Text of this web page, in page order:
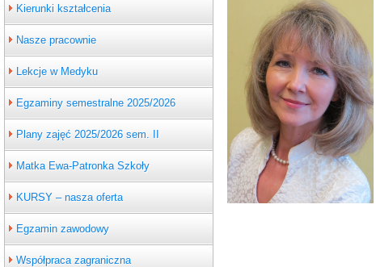
Kierunki kształcenia
Nasze pracownie
Lekcje w Medyku
Egzaminy semestralne 2025/2026
Plany zajęć 2025/2026 sem. II
Matka Ewa-Patronka Szkoły
KURSY – nasza oferta
Egzamin zawodowy
Współpraca zagraniczna